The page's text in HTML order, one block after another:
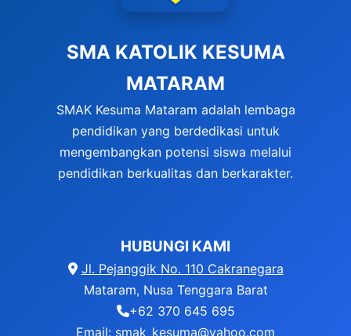
SMA KATOLIK KESUMA
MATARAM
SMAK Kesuma Mataram adalah lembaga
pendidikan yang berdedikasi untuk
mengembangkan potensi siswa melalui
pendidikan berkualitas dan berkarakter.
HUBUNGI KAMI
Jl. Pejanggik No. 110 Cakranegara
Mataram, Nusa Tenggara Barat
+62 370 645 695
Email: smak_kesuma@yahoo.com